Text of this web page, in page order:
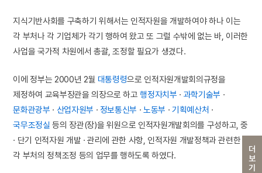
더보기
지식기반사회를 구축하기 위해서는 인적자원을 개발하여야 하나 이는
각 부처나 각 기업체가 각기 행하여 왔고 또 그럴 수밖에 없는 바, 이러한
사업을 국가적 차원에서 총괄, 조정할 필요가 생겼다.
이에 정부는 2000년 2월 대통령령으로 인적자원개발회의규정을
제정하여 교육부장관을 의장으로 하고행정자치부 · 과학기술부 ·
문화관광부 · 산업자원부 · 정보통신부 · 노동부 · 기획예산처 ·
국무조정실 등의 장관(장)을 위원으로 인적자원개발회의를 구성하고, 중
· 단기 인적자원 개발 · 관리에 관한 사항, 인적자원 개발정책과 관련한
각 부처의 정책조정 등의 업무를 행하도록 하였다.